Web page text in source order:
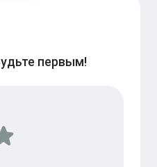
первым!